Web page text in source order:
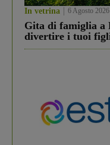
In vetrina 6 Agosto 2026
Gita di famiglia a
divertire i tuoi